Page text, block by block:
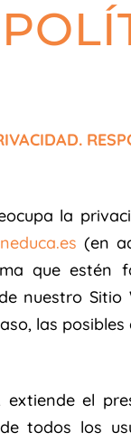
la
(en
que estén
nuestro
las
extiende el
todos los